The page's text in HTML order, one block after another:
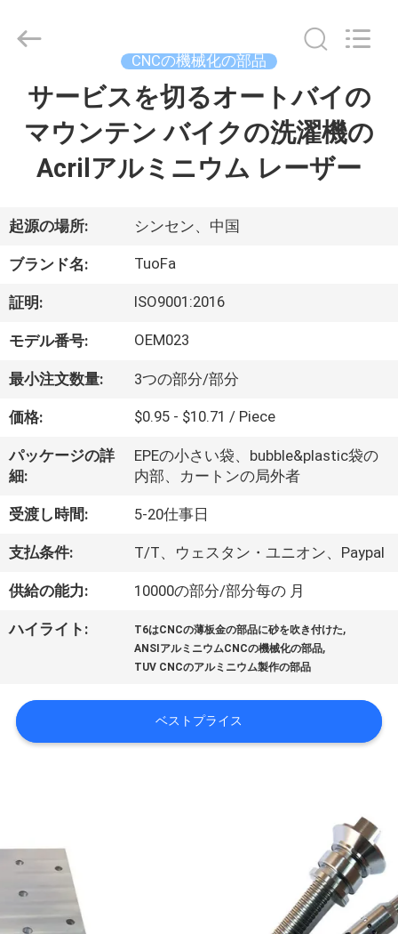
へ
品
わ
た
し
ち
に
つ
い
て
工
ツ
ア
品
管
Copyright
Shenzhen
Technology
Reserved.
CNCの機械化の部品
サービスを切るオートバイの
マウンテン バイクの洗濯機の
Acrilアルミニウム レーザー
起源の場所: シンセン、中国
ブランド名: TuoFa
証明: ISO9001:2016
モデル番号: OEM023
最小注文数量: 3つの部分/部分
価格: $0.95 - $10.71 / Piece
パッケージの詳
細:
EPEの小さい袋、bubble&plastic袋の
内部、カートンの局外者
受渡し時間: 5-20仕事日
支払条件: T/T、ウェスタン・ユニオン、Paypal
供給の能力: 10000の部分/部分每の 月
ハイライト: T6はCNCの薄板金の部品に砂を吹き付けた,
ANSIアルミニウムCNCの機械化の部品,
TUV CNCのアルミニウム製作の部品
ベストプライス